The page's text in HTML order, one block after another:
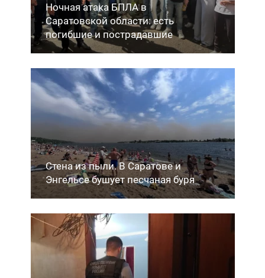
Ночная атака БПЛА в
Саратовской области: есть
погибшие и пострадавшие
Стена из пыли. В Саратове и
Энгельсе бушует песчаная буря